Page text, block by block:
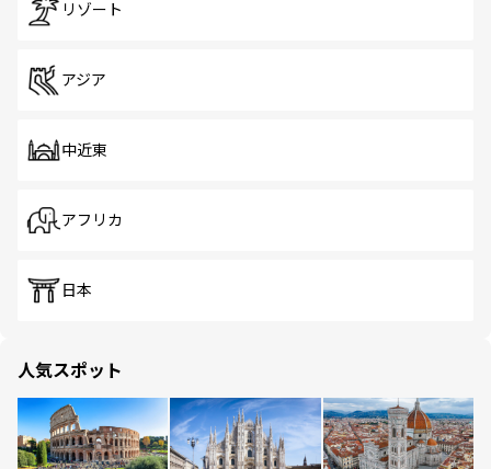
リゾート
アジア
中近東
アフリカ
日本
人気スポット